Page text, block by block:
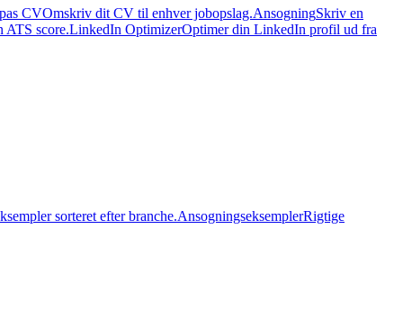
CVOmskriv dit CV til enhver jobopslag.AnsogningSkriv en
ATS score.LinkedIn OptimizerOptimer din LinkedIn profil ud fra
sorteret efter branche.AnsogningseksemplerRigtige